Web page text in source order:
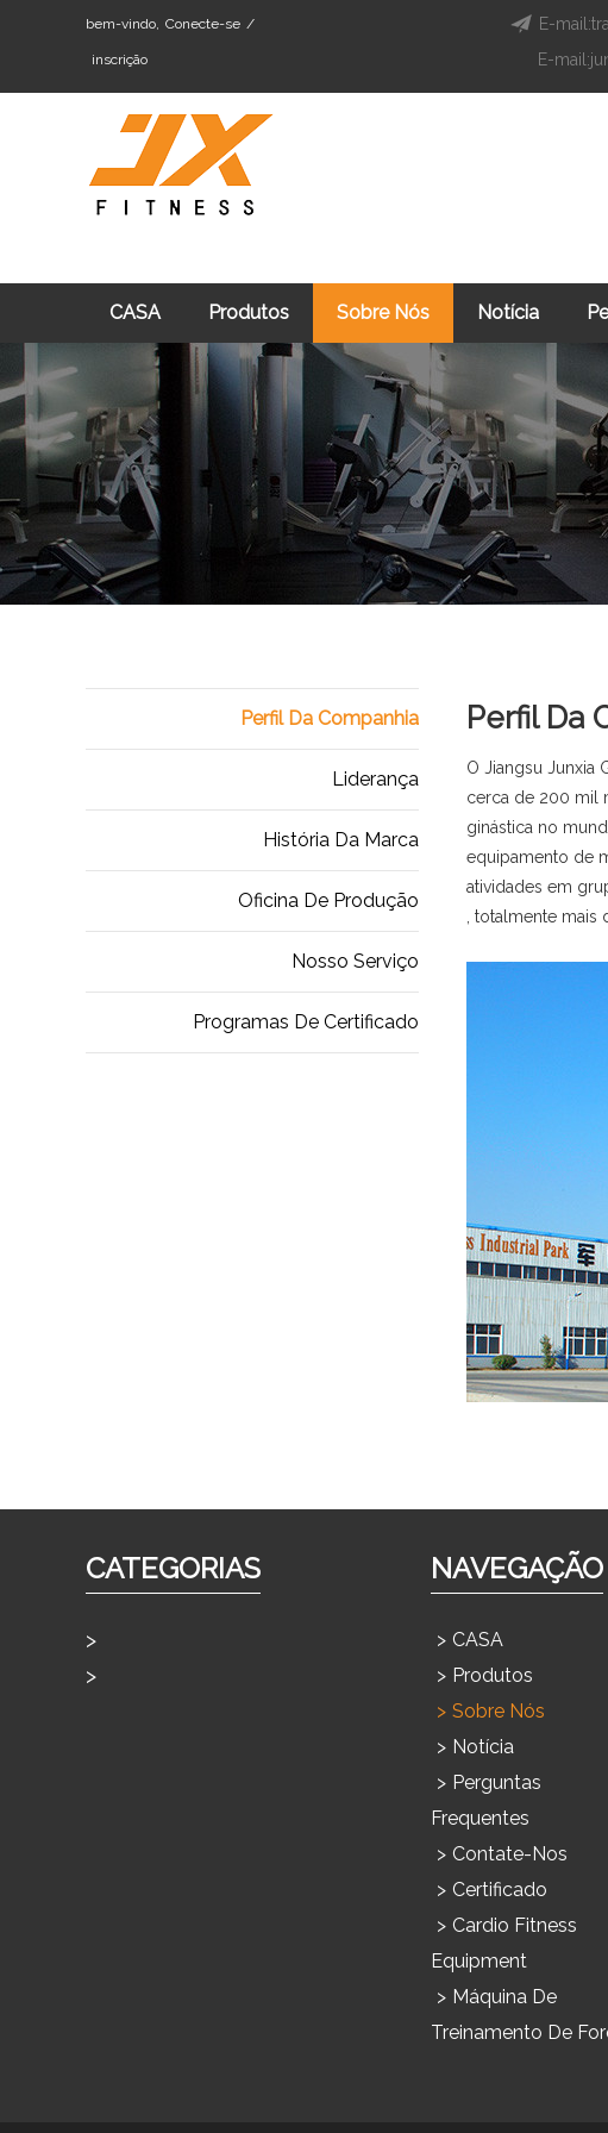
bem-vindo, Conecte-se /
inscrição
E-
E-
CASA Produtos Sobre Nós Notícia
Cardio Fitness Equipment Máquina De Treinamento
Perfil Da Companhia
Liderança
História Da Marca
Oficina De Produção
Nosso Serviço
Programas De Certificado
Perfil Da
O Jiangsu Junxia
cerca de 200 mil
ginástica no
equipamento de
atividades em
, totalmente mais
CATEGORIAS NAVEGAÇÃO
CASA
Produtos
Sobre Nós
Notícia
Perguntas
Frequentes
Contate-Nos
Certificado
Cardio Fitness
Equipment
Máquina De
Treinamento De